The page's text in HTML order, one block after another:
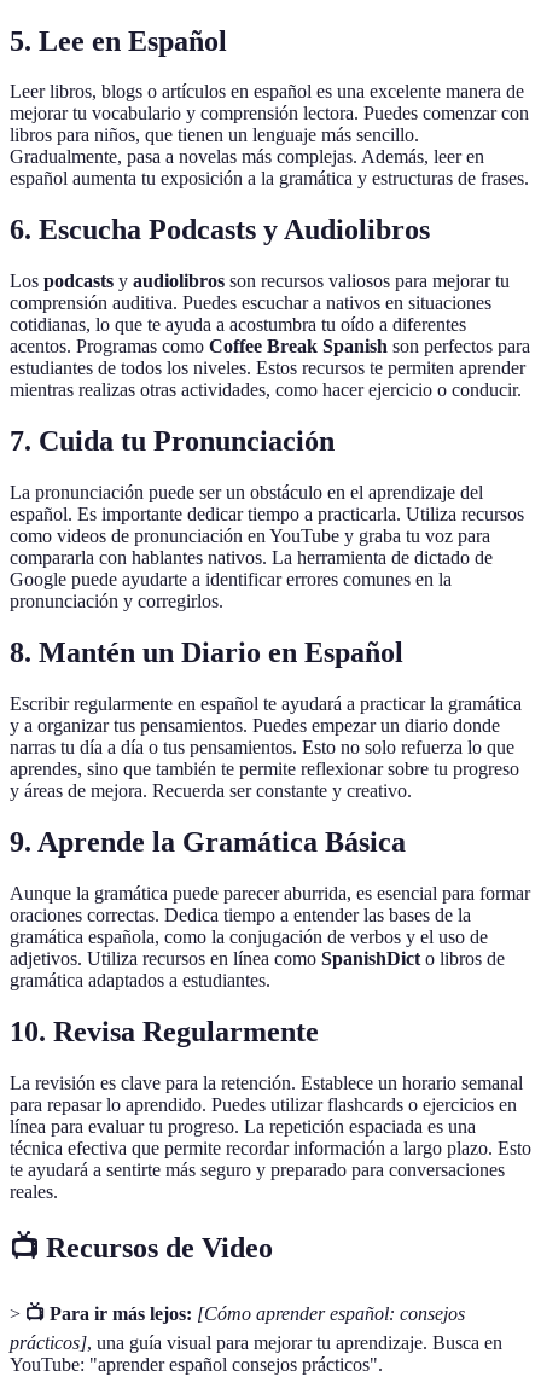
5. Lee en Español
Leer libros, blogs o artículos en español es una excelente manera de
mejorar tu vocabulario y comprensión lectora. Puedes comenzar con
libros para niños, que tienen un lenguaje más sencillo.
Gradualmente, pasa a novelas más complejas. Además, leer en
español aumenta tu exposición a la gramática y estructuras de frases.
6. Escucha Podcasts y Audiolibros
Los podcasts y audiolibros son recursos valiosos para mejorar tu
comprensión auditiva. Puedes escuchar a nativos en situaciones
cotidianas, lo que te ayuda a acostumbra tu oído a diferentes
acentos. Programas como Coffee Break Spanish son perfectos para
estudiantes de todos los niveles. Estos recursos te permiten aprender
mientras realizas otras actividades, como hacer ejercicio o conducir.
7. Cuida tu Pronunciación
La pronunciación puede ser un obstáculo en el aprendizaje del
español. Es importante dedicar tiempo a practicarla. Utiliza recursos
como videos de pronunciación en YouTube y graba tu voz para
compararla con hablantes nativos. La herramienta de dictado de
Google puede ayudarte a identificar errores comunes en la
pronunciación y corregirlos.
8. Mantén un Diario en Español
Escribir regularmente en español te ayudará a practicar la gramática
y a organizar tus pensamientos. Puedes empezar un diario donde
narras tu día a día o tus pensamientos. Esto no solo refuerza lo que
aprendes, sino que también te permite reflexionar sobre tu progreso
y áreas de mejora. Recuerda ser constante y creativo.
9. Aprende la Gramática Básica
Aunque la gramática puede parecer aburrida, es esencial para formar
oraciones correctas. Dedica tiempo a entender las bases de la
gramática española, como la conjugación de verbos y el uso de
adjetivos. Utiliza recursos en línea como SpanishDict o libros de
gramática adaptados a estudiantes.
10. Revisa Regularmente
La revisión es clave para la retención. Establece un horario semanal
para repasar lo aprendido. Puedes utilizar flashcards o ejercicios en
línea para evaluar tu progreso. La repetición espaciada es una
técnica efectiva que permite recordar información a largo plazo. Esto
te ayudará a sentirte más seguro y preparado para conversaciones
reales.
📺 Recursos de Video
> 📺 Para ir más lejos: [Cómo aprender español: consejos
prácticos], una guía visual para mejorar tu aprendizaje. Busca en
YouTube: "aprender español consejos prácticos".